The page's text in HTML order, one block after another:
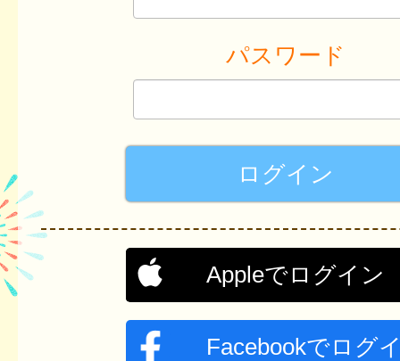
パスワード
Appleでログイン
Facebookでログ